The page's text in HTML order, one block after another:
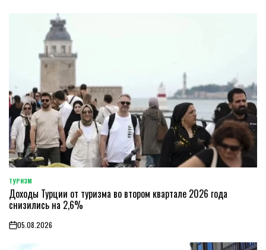
POSTED
IN
ТУРИЗМ
Доходы Турции от туризма во втором квартале 2026 года
снизились на 2,6%
on05.08.2026